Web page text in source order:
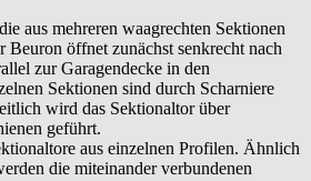
aus mehreren waagrechten Sektionen
Beuron öffnet zunächst senkrecht nach
zur Garagendecke in den
Sektionen sind durch Scharniere
wird das Sektionaltor über
geführt.
aus einzelnen Profilen. Ähnlich
die miteinander verbundenen